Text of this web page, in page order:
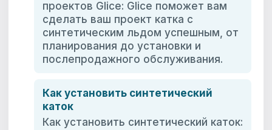
проектов Glice: Glice поможет вам
сделать ваш проект катка с
синтетическим льдом успешным, от
планирования до установки и
послепродажного обслуживания.
Как установить синтетический
каток
Как установить синтетический каток: